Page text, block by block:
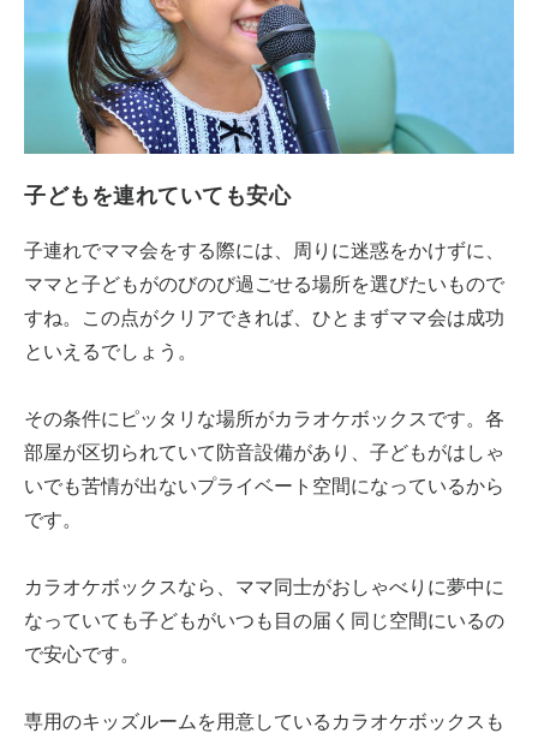
子どもを連れていても安心
子連れでママ会をする際には、周りに迷惑をかけずに、
ママと子どもがのびのび過ごせる場所を選びたいもので
すね。この点がクリアできれば、ひとまずママ会は成功
といえるでしょう。
その条件にピッタリな場所がカラオケボックスです。各
部屋が区切られていて防音設備があり、子どもがはしゃ
いでも苦情が出ないプライベート空間になっているから
です。
カラオケボックスなら、ママ同士がおしゃべりに夢中に
なっていても子どもがいつも目の届く同じ空間にいるの
で安心です。
専用のキッズルームを用意しているカラオケボックスも